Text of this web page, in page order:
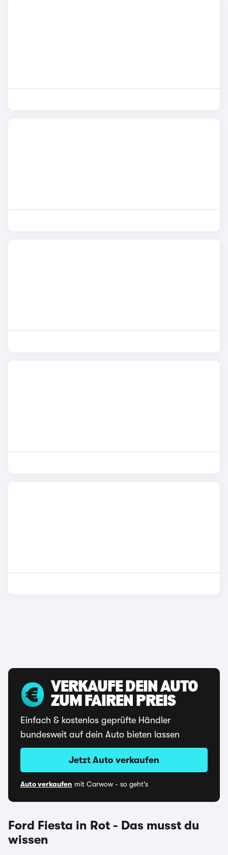
VERKAUFE DEIN AUTO
ZUM FAIREN PREIS
Einfach & kostenlos geprüfte Händler
bundesweit auf dein Auto bieten lassen
Jetzt Auto verkaufen
Auto verkaufen mit Carwow - so geht's
Ford Fiesta in Rot - Das musst du
wissen